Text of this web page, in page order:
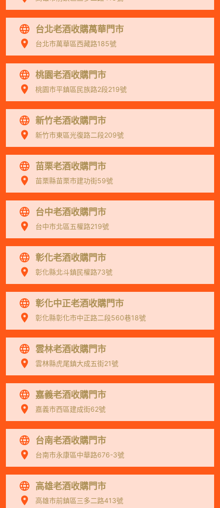
台北老酒收購萬華門市
台北市萬華區西藏路185號
桃園老酒收購門市
桃園市平鎮區民族路2段219號
新竹老酒收購門市
新竹市東區光復路二段209號
苗栗老酒收購門市
苗栗縣苗栗市建功街59號
台中老酒收購門市
台中市北區五權路219號
彰化老酒收購門市
彰化縣北斗鎮民權路73號
彰化中正老酒收購門市
彰化縣彰化市中正路二段560巷18號
雲林老酒收購門市
雲林縣虎尾鎮大成五街21號
嘉義老酒收購門市
嘉義市西區建成街62號
台南老酒收購門市
台南市永康區中華路676-3號
高雄老酒收購門市
高雄市前鎮區三多二路413號